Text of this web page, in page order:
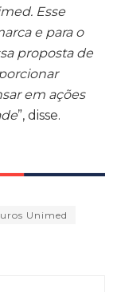
Esse
e para o
proposta de
em ações
”, disse.
Unimed